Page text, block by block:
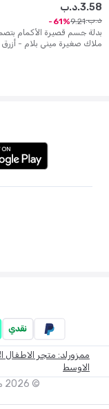
بدلة جسم قصيرة الأكمام
ملاك صغيرة ميني بلام - أزرق
د.ب.3.58
د.ب. 9.21
61
ممزورلد: متجر
الاوسط
©
2026